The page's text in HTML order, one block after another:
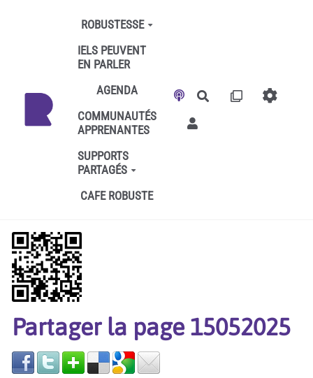
Aller au contenu principal
ROBUSTESSE
IELS PEUVENT
EN PARLER
AGENDA
COMMUNAUTÉS
APPRENANTES
SUPPORTS
PARTAGÉS
CAFE ROBUSTE
Rechercher
Partager la page 15052025